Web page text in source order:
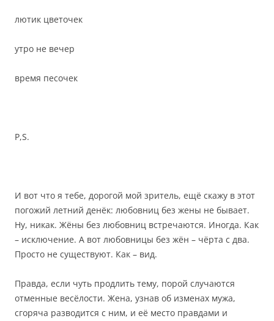
лютик цветочек
утро не вечер
время песочек
P,S.
И вот что я тебе, дорогой мой зритель, ещё скажу в этот
погожий летний денёк: любовниц без жены не бывает.
Ну, никак. Жёны без любовниц встречаются. Иногда. Как
– исключение. А вот любовницы без жён – чёрта с два.
Просто не существуют. Как – вид.
Правда, если чуть продлить тему, порой случаются
отменные весёлости. Жена, узнав об изменах мужа,
сгоряча разводится с ним, и её место правдами и